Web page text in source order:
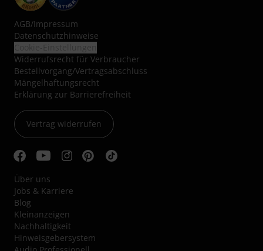
AGB/Impressum
Datenschutzhinweise
Widerrufsrecht für Verbraucher
Bestellvorgang/Vertragsabschluss
Mängelhaftungsrecht
Erklärung zur Barrierefreiheit
Vertrag widerrufen
Über uns
Jobs & Karriere
Blog
Kleinanzeigen
Nachhaltigkeit
Hinweisgebersystem